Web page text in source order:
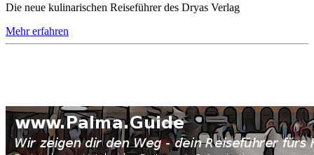
Die neue kulinarischen Reiseführer des Dryas Verlag
Mehr erfahren